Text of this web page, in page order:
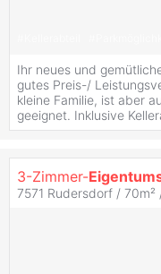
Ihr neues und
gutes Preis-/
kleine Familie, ist aber
geeignet. Inklusive
3-Zimmer-
7571 Rudersdorf / 70m²